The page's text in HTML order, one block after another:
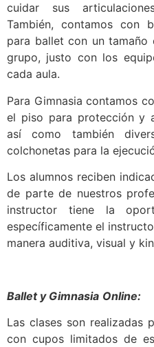
cuidar sus
También, contamos con
para ballet con un
grupo, justo con los
cada aula.
Para Gimnasia contamos
el piso para protección y
así como también
colchonetas para la
Los alumnos reciben
de parte de nuestros
instructor tiene la
específicamente el
manera auditiva, visual y
Ballet y Gimnasia Online:
Las clases son realizadas
con cupos limitados de